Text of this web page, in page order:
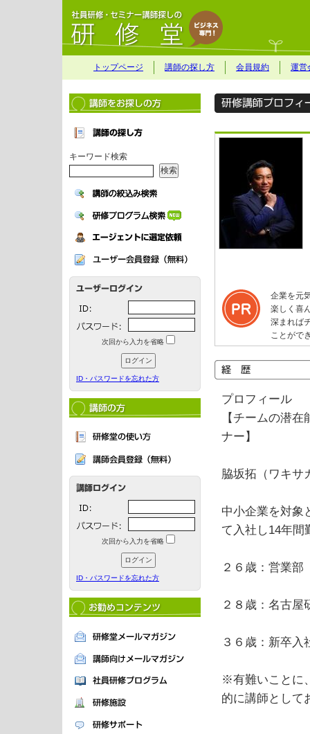
トップページ 講師の探し方 会員規約 運営
キーワード検索
次回から入力を省略
ID・パスワードを忘れた方
次回から入力を省略
ID・パスワードを忘れた方
企業を元
楽しく喜
深まれば
ことがで
プロフィール
【チームの潜
ナー】
脇坂拓（ワキサ
中小企業を対象
て入社し14年間
２６歳：営業
２８歳：名古屋
３６歳：新卒入
※有難いことに
的に講師として